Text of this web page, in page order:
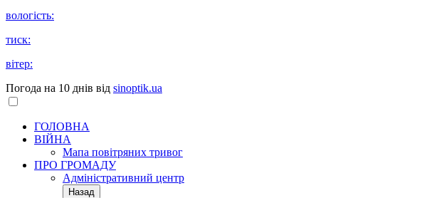
вологість:
тиск:
вітер:
Погода на 10 днів від sinoptik.ua
ГОЛОВНА
ВІЙНА
Мапа повітряних тривог
ПРО ГРОМАДУ
Aдміністративний центр
Назад